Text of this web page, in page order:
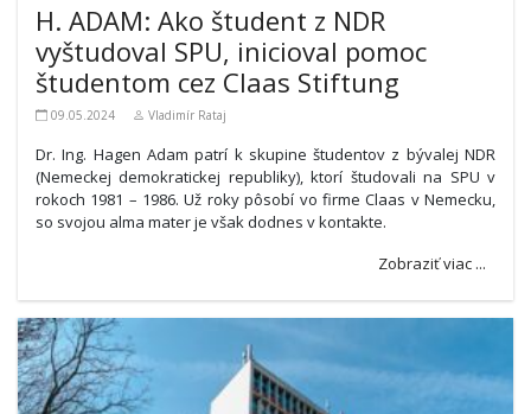
H. ADAM: Ako študent z NDR
vyštudoval SPU, inicioval pomoc
študentom cez Claas Stiftung
09.05.2024 Vladimír Rataj
Dr. Ing. Hagen Adam patrí k skupine študentov z bývalej NDR
(Nemeckej demokratickej republiky), ktorí študovali na SPU v
rokoch 1981 – 1986. Už roky pôsobí vo firme Claas v Nemecku,
so svojou alma mater je však dodnes v kontakte.
Zobraziť viac ...